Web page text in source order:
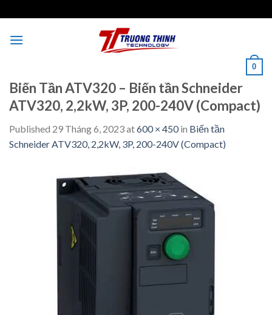
to
content
0
Biến Tần ATV320 – Biến tần Schneider
ATV320, 2,2kW, 3P, 200-240V (Compact)
Published 29 Tháng 6, 2023at600 × 450in Biến tần
Schneider ATV320, 2,2kW, 3P, 200-240V (Compact)